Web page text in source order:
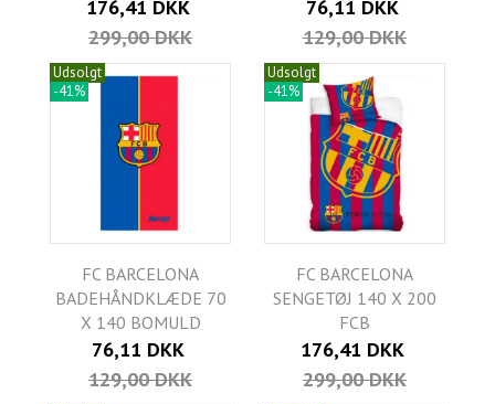
176,41 DKK
299,00 DKK
76,11 DKK
129,00 DKK
Udsolgt
-41%
FC BARCELONA
BADEHÅNDKLÆDE 70
X 140 BOMULD
76,11 DKK
129,00 DKK
Udsolgt
-41%
FC BARCELONA
SENGETØJ 140 X 200
FCB
176,41 DKK
299,00 DKK